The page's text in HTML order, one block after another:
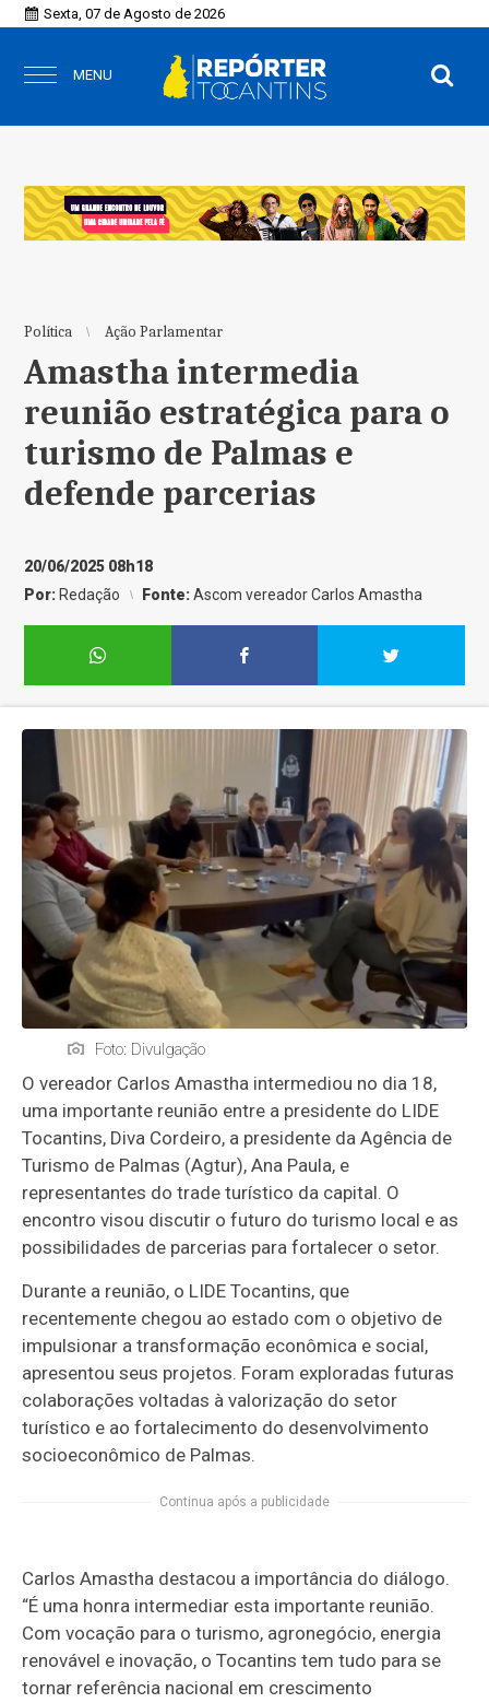
Sexta, 07 de Agosto de 2026
MENU
Política Ação Parlamentar
Amastha intermedia
reunião estratégica para o
turismo de Palmas e
defende parcerias
20/06/2025 08h18
Por: Redação Fonte:Ascom vereador Carlos Amastha
Foto: Divulgação
O vereador Carlos Amastha intermediou no dia 18,
uma importante reunião entre a presidente do LIDE
Tocantins, Diva Cordeiro, a presidente da Agência de
Turismo de Palmas (Agtur), Ana Paula, e
representantes do trade turístico da capital. O
encontro visou discutir o futuro do turismo local e as
possibilidades de parcerias para fortalecer o setor.
Durante a reunião, o LIDE Tocantins, que
recentemente chegou ao estado com o objetivo de
impulsionar a transformação econômica e social,
apresentou seus projetos. Foram exploradas futuras
colaborações voltadas à valorização do setor
turístico e ao fortalecimento do desenvolvimento
socioeconômico de Palmas.
Continua após a publicidade
Carlos Amastha destacou a importância do diálogo.
“É uma honra intermediar esta importante reunião.
Com vocação para o turismo, agronegócio, energia
renovável e inovação, o Tocantins tem tudo para se
tornar referência nacional em crescimento